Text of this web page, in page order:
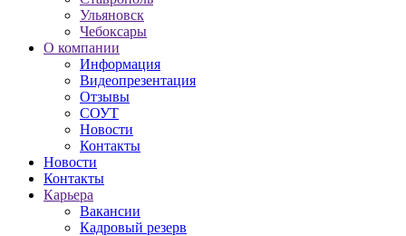
Ульяновск
Чебоксары
О компании
Информация
Видеопрезентация
Отзывы
СОУТ
Новости
Контакты
Новости
Контакты
Карьера
Вакансии
Кадровый резерв